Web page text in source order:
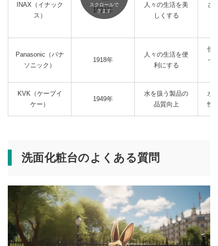
INAX（イナック
ス）
1924年
人々の生活を美
しくする
さ
Panasonic（パナ
ソニック）
1918年
人々の生活を便
利にする
使
イ
KVK（ケーブイ
ケー）
1949年
水を扱う製品の
品質向上
水
性
スクロールで
きます
洗面化粧台のよくある質問